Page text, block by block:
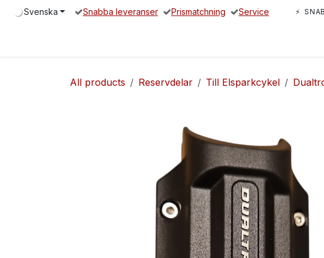
Hoppa till innehåll
Svenska Snabba leveranser Prismatchning Service ⚡
All products Reservdelar Till Elsparkcykel